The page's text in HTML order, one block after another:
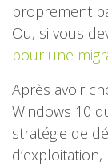
proprement
Ou, si vous
pour une
Après avoir
Windows 10
stratégie de